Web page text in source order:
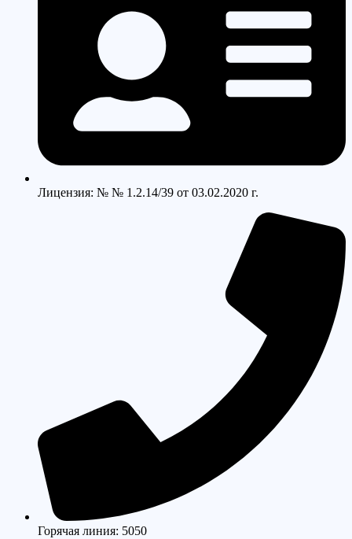
Лицензия: № № 1.2.14/39 от 03.02.2020 г.
Горячая линия: 5050